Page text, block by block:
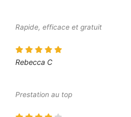
Rapide, efficace et gratuit
Rebecca C
Prestation au top